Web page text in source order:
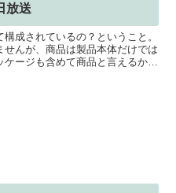
放送
成されているの？ということ。
んが、商品は製品本体だけでは
ージも含めて商品と言えるかと